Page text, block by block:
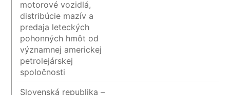
motorové vozidlá,
distribúcie mazív a
predaja leteckých
pohonných hmôt od
významnej americkej
petrolejárskej
spoločnosti
Slovenská republika –